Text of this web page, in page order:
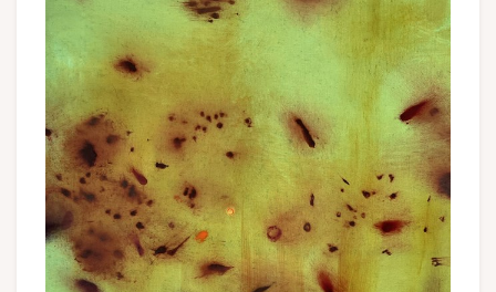
Volg ons
Groepen en touroperators
EN NL DE